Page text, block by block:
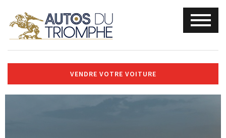
VENDRE VOTRE VOITURE